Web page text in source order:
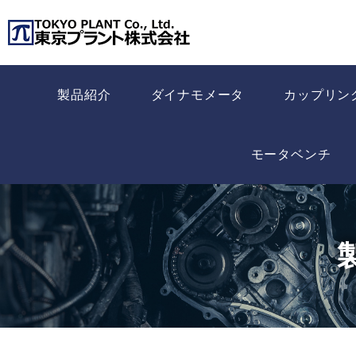
製品紹介 ダイナモメータ カップリン
モータベンチ